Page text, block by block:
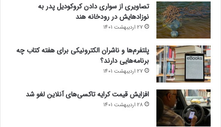
تصاویری از سواری دادن کروکودیل پدر به
نوزادهایش در رودخانه هند
27 اردیبهشت 1401
پلتفرم‌ها و ناشران الکترونیکی برای هفته کتاب چه
برنامه‌هایی دارند؟
27 اردیبهشت 1401
افزایش قیمت کرایه تاکسی‌های آنلاین لغو شد
28 اردیبهشت 1401